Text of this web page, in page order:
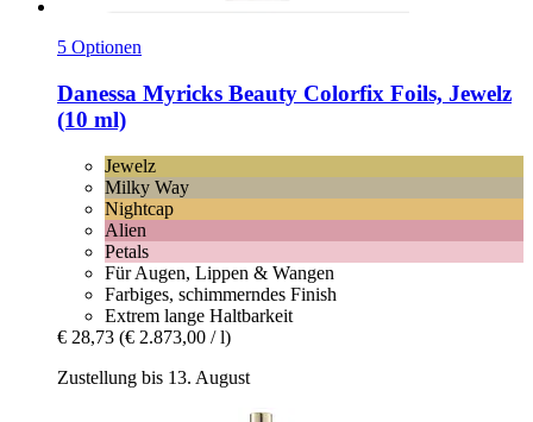
5 Optionen
Danessa Myricks Beauty Colorfix Foils, Jewelz
(10 ml)
Jewelz
Milky Way
Nightcap
Alien
Petals
Für Augen, Lippen & Wangen
Farbiges, schimmerndes Finish
Extrem lange Haltbarkeit
€ 28,73 (€ 2.873,00 / l)
Zustellung bis 13. August